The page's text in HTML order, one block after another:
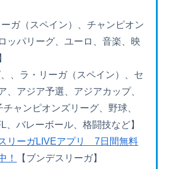
ーガ（スペイン）、チャンピオン
ッパリーグ、ユーロ、音楽、映
、、ラ・リーガ（スペイン）、セ
、アジア予選、アジアカップ、
ャンピオンズリーグ、野球、
、バレーボール、格闘技など】
リーガLIVEアプリ 7日間無料
！
【ブンデスリーガ】